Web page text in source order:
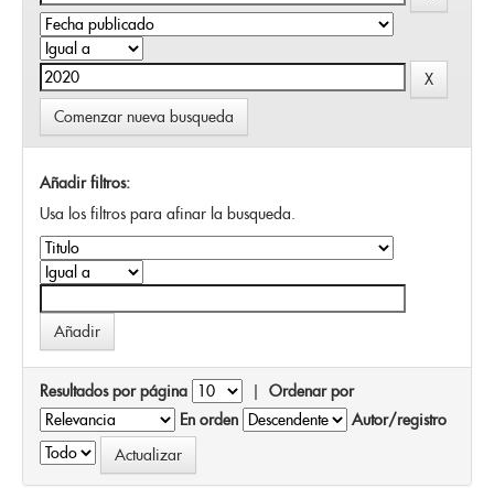
Comenzar nueva busqueda
Añadir filtros:
Usa los filtros para afinar la busqueda.
Resultados por página | Ordenar por
En orden
Autor/registro